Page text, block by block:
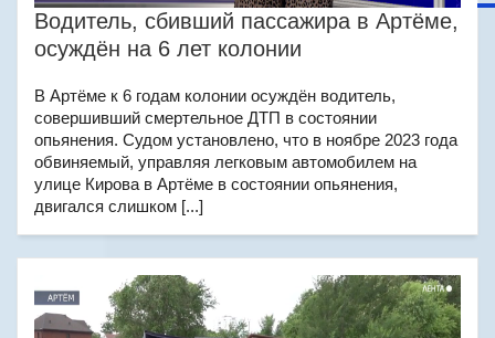
Водитель, сбивший пассажира в Артёме,
осуждён на 6 лет колонии
В Артёме к 6 годам колонии осуждён водитель,
совершивший смертельное ДТП в состоянии
опьянения. Судом установлено, что в ноябре 2023 года
обвиняемый, управляя легковым автомобилем на
улице Кирова в Артёме в состоянии опьянения,
двигался слишком [...]